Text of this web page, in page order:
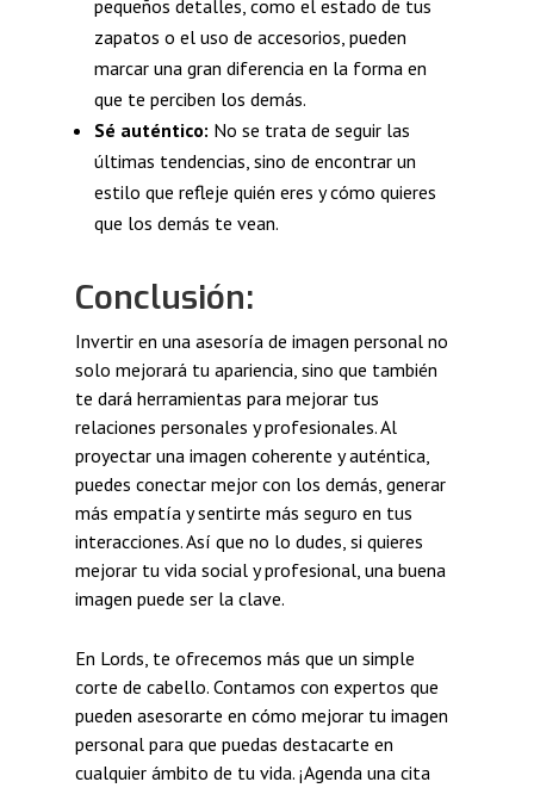
pequeños detalles, como el estado de tus
zapatos o el uso de accesorios, pueden
marcar una gran diferencia en la forma en
que te perciben los demás.
Sé auténtico: No se trata de seguir las
últimas tendencias, sino de encontrar un
estilo que refleje quién eres y cómo quieres
que los demás te vean.
Conclusión:
Invertir en una asesoría de imagen personal no
solo mejorará tu apariencia, sino que también
te dará herramientas para mejorar tus
relaciones personales y profesionales. Al
proyectar una imagen coherente y auténtica,
puedes conectar mejor con los demás, generar
más empatía y sentirte más seguro en tus
interacciones. Así que no lo dudes, si quieres
mejorar tu vida social y profesional, una buena
imagen puede ser la clave.
En Lords, te ofrecemos más que un simple
corte de cabello. Contamos con expertos que
pueden asesorarte en cómo mejorar tu imagen
personal para que puedas destacarte en
cualquier ámbito de tu vida. ¡Agenda una cita